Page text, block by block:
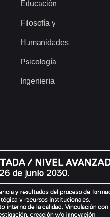
Educación
Filosofía y
Humanidades
Psicología
Ingeniería